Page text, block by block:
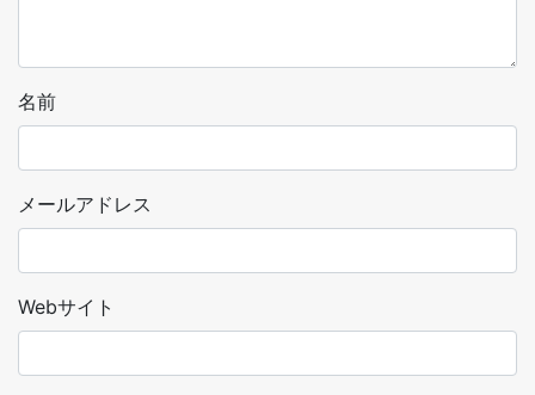
名前
メールアドレス
Webサイト